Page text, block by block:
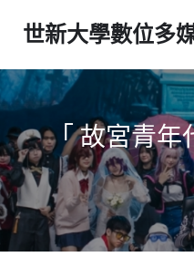
世新大學數位多
「 故宮青年